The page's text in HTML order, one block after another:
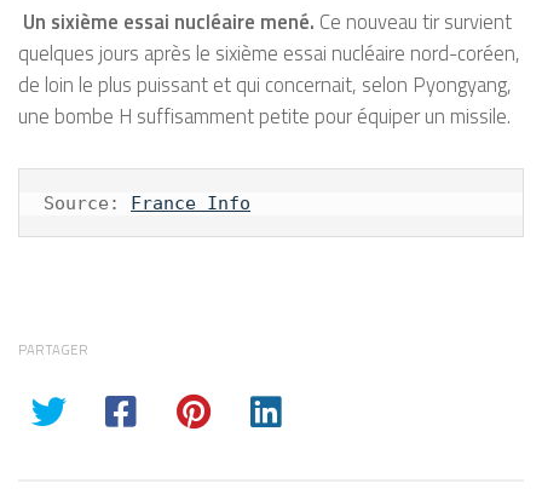
Un sixième essai nucléaire mené. Ce nouveau tir survient
quelques jours après le sixième essai nucléaire nord-coréen,
de loin le plus puissant et qui concernait, selon Pyongyang,
une bombe H suffisamment petite pour équiper un missile.
Source: France Info
PARTAGER